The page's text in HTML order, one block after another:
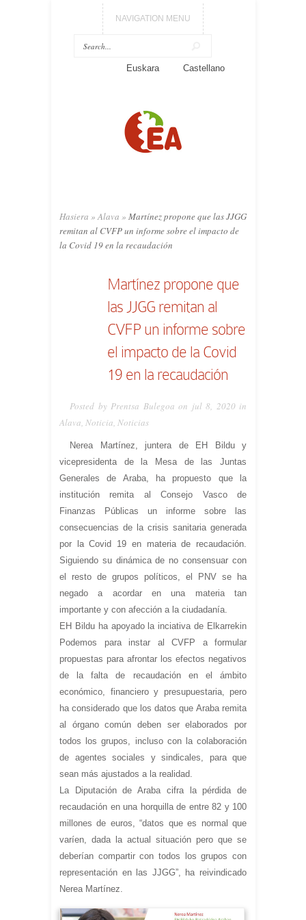
NAVIGATION MENU
Euskara Castellano
Hasiera » Alava » Martínez propone que las JJGG
remitan al CVFP un informe sobre el impacto de
la Covid 19 en la recaudación
Martínez propone que
las JJGG remitan al
CVFP un informe sobre
el impacto de la Covid
19 en la recaudación
Posted by Prentsa Bulegoa on jul 8, 2020 in
Alava Noticia Noticias
Nerea Martínez, juntera de EH Bildu y
vicepresidenta de la Mesa de las Juntas
Generales de Araba, ha propuesto que la
institución remita al Consejo Vasco de
Finanzas Públicas un informe sobre las
consecuencias de la crisis sanitaria generada
por la Covid 19 en materia de recaudación.
Siguiendo su dinámica de no consensuar con
el resto de grupos políticos, el PNV se ha
negado a acordar en una materia tan
importante y con afección a la ciudadanía.
EH Bildu ha apoyado la inciativa de Elkarrekin
Podemos para instar al CVFP a formular
propuestas para afrontar los efectos negativos
de la falta de recaudación en el ámbito
económico, financiero y presupuestaria, pero
ha considerado que los datos que Araba remita
al órgano común deben ser elaborados por
todos los grupos, incluso con la colaboración
de agentes sociales y sindicales, para que
sean más ajustados a la realidad.
La Diputación de Araba cifra la pérdida de
recaudación en una horquilla de entre 82 y 100
millones de euros, “datos que es normal que
varíen, dada la actual situación pero que se
deberían compartir con todos los grupos con
representación en las JJGG”, ha reivindicado
Nerea Martínez.